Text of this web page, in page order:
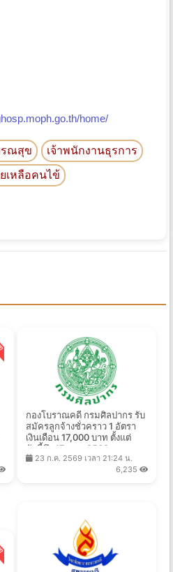
home/
รณสุข
เจ้าพนักงานธุรการ
เหลือคนไข้
กองโบราณคดี กรมศิลปากร รับ
สมัครลูกจ้างชั่วคราว 1 อัตรา
เงินเดือน 17,000 บาท ตั้งแต่
บัดนี้ถึง 17 ส.ค. 2569
23 ก.ค. 2569 เวลา 21:24 น.
6,235